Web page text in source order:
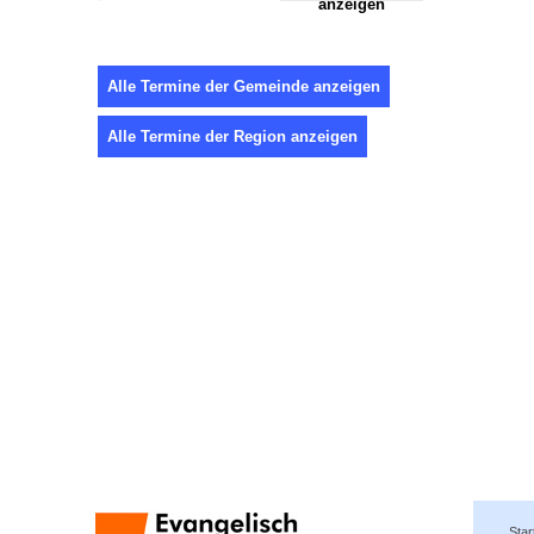
anzeigen
Alle Termine der Gemeinde anzeigen
Alle Termine der Region anzeigen